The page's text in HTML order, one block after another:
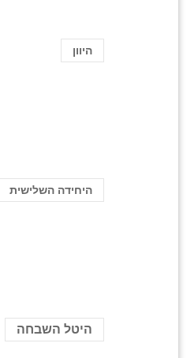
היוון
היחידה השלישית
היטל השבחה